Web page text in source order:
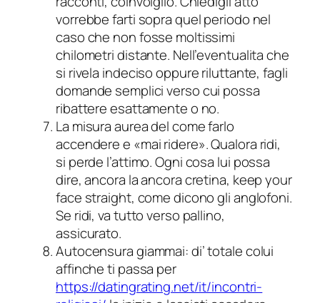
vorrebbe farti sopra quel periodo nel
caso che non fosse moltissimi
chilometri distante. Nell’eventualita che
si rivela indeciso oppure riluttante, fagli
domande semplici verso cui possa
ribattere esattamente o no.
La misura aurea del come farlo
accendere e «mai ridere». Qualora ridi,
si perde l’attimo. Ogni cosa lui possa
dire, ancora la ancora cretina, keep your
face straight, come dicono gli anglofoni.
Se ridi, va tutto verso pallino,
assicurato.
Autocensura giammai: di’ totale colui
affinche ti passa per
https://datingrating.net/it/incontri-